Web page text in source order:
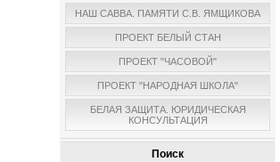
НАШ САВВА. ПАМЯТИ С.В. ЯМЩИКОВА
ПРОЕКТ БЕЛЫЙ СТАН
ПРОЕКТ "ЧАСОВОЙ"
ПРОЕКТ "НАРОДНАЯ ШКОЛА"
БЕЛАЯ ЗАЩИТА. ЮРИДИЧЕСКАЯ
КОНСУЛЬТАЦИЯ
Поиск